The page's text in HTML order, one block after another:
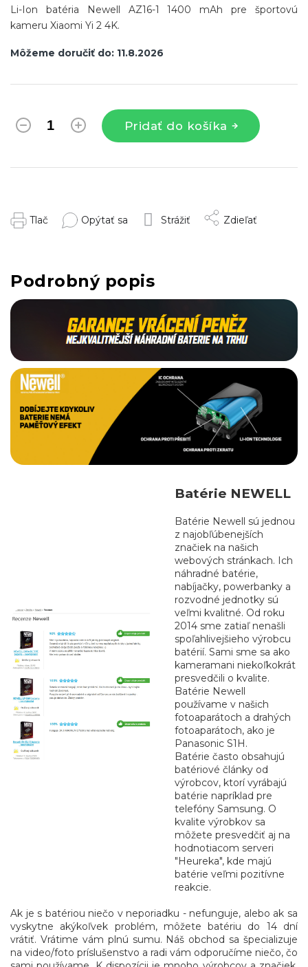
Môžeme doručiť do: 11.8.2026
Pridať do košíka
Li-Ion batéria Newell AZ16-1 1400 mAh pre športovú
kameru Xiaomi Yi 2 4K.
Tlač Opýtať sa Strážiť Zdieľať
Podrobný popis
Batérie NEWELL
Batérie Newell sú jednou
z najobľúbenejších
značiek na našich
webových stránkach. Ich
náhradné batérie,
nabíjačky, powerbanky a
rozvodné jednotky sú
veľmi kvalitné. Od roku
2014 sme zatiaľ nenašli
spoľahlivejšieho výrobcu
batérií. Sami sme sa ako
kameramani niekoľkokrát
presvedčili o kvalite.
Batérie Newell
používame v našich
fotoaparátoch a drahých
fotoaparátoch, ako je
Panasonic S1H.
Batérie často obsahujú
batériové články od
výrobcov, ktorí vyrábajú
batérie napríklad pre
telefóny Samsung. O
kvalite výrobkov sa
môžete presvedčiť aj na
hodnotiacom serveri
"Heureka", kde majú
batérie veľmi pozitívne
reakcie.
Ak je s batériou niečo v neporiadku - nefunguje, alebo ak sa
vyskytne akýkoľvek problém, môžete batériu do 14 dní
vrátiť. Vrátime vám plnú sumu. Náš obchod sa špecializuje
na video/foto príslušenstvo a radi vám odporučíme niečo, čo